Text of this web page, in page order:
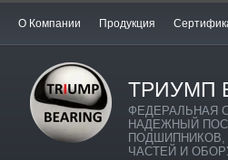
О Компании Продукция
ТРИУМП
ФЕДЕРАЛЬНАЯ
НАДЕЖНЫЙ
ЧАСТЕЙ И